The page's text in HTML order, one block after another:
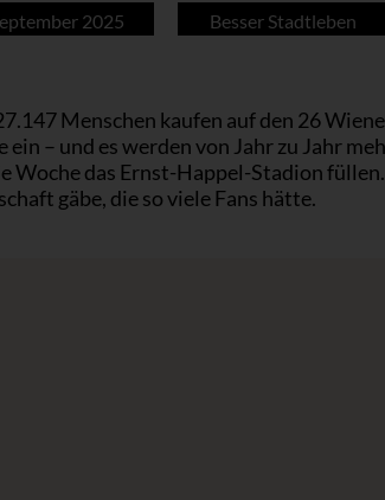
2025 Besser Stadtleben
Menschen kaufen auf den 26
ein – und es werden von Jahr zu Jahr
Woche das Ernst-Happel-Stadion
gäbe, die so viele Fans hätte.